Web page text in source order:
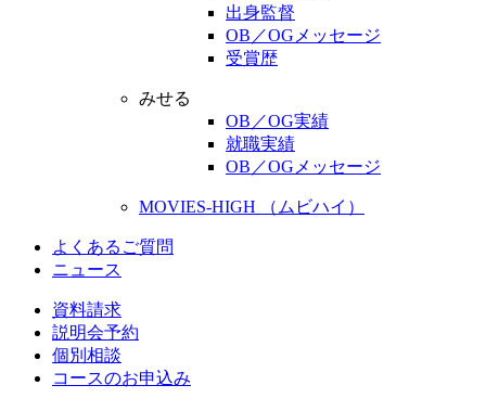
出身監督
OB／OGメッセージ
受賞歴
みせる
OB／OG実績
就職実績
OB／OGメッセージ
MOVIES-HIGH （ムビハイ）
よくあるご質問
ニュース
資料請求
説明会予約
個別相談
コースのお申込み